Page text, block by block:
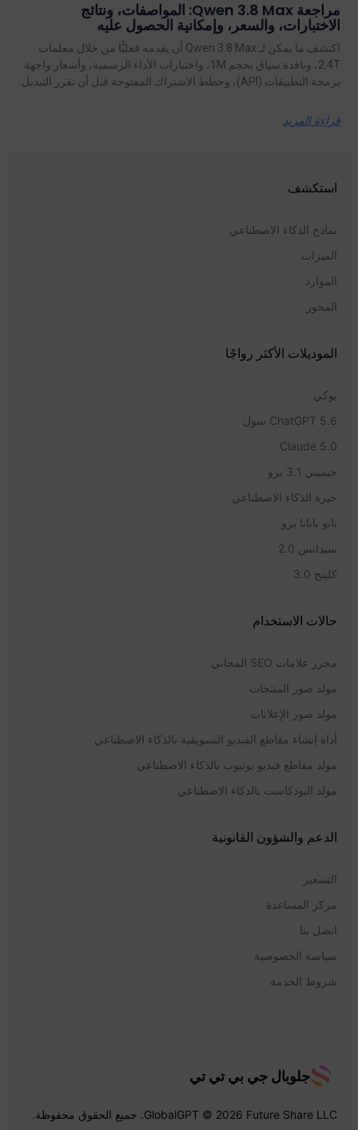
مراجعة Qwen 3.8 Max: المواصفات، ونتائج
الاختبارات، والسعر، وإمكانية الحصول عليه
اكتشف ما يمكن لـ Qwen 3.8 Max أن يقدمه فعليًّا من خلال معلمات
2.4T، ونافذة سياق بحجم 1M، واختبارات الأداء الرسمية، وأسعار واجهة
برمجة التطبيقات (API)، وخطط الاشتراك المفتوحة قبل أن تقرر التبديل.
قراءة المزيد
استكشف
نماذج الذكاء الاصطناعي
الميزات
الموارد
المحور
الموديلات الأكثر رواجًا
يوكي
ChatGPT 5.6 سول
Claude 5.0
جيميني 3.1 برو
حيرة الذكاء الاصطناعي
نانو بانانا برو
سيدانس 2.0
كلينج 3.0
حالات الاستخدام
محرر علامات SEO المجاني
مولد صور المنتجات
مولد صور الإعلانات
أداة إنشاء مقاطع الفيديو التسويقية بالذكاء الاصطناعي
مولد مقاطع فيديو يوتيوب بالذكاء الاصطناعي
مولد البودكاست بالذكاء الاصطناعي
الدعم والشؤون القانونية
التسعير
مركز المساعدة
اتصل بنا
سياسة الخصوصية
شروط الخدمة
جلوبال جي بي تي تي
GlobalGPT © 2026 Future Share LLC. جميع الحقوق محفوظة.